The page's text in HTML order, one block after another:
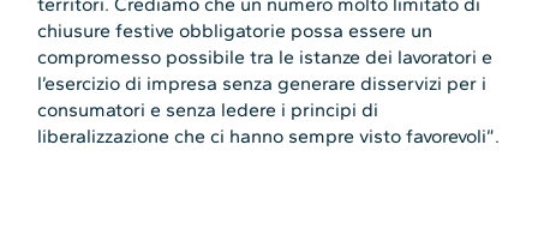
chiusure festive obbligatorie possa essere un
compromesso possibile tra le istanze dei lavoratori e
l’esercizio di impresa senza generare disservizi per i
consumatori e senza ledere i principi di
liberalizzazione che ci hanno sempre visto favorevoli”.